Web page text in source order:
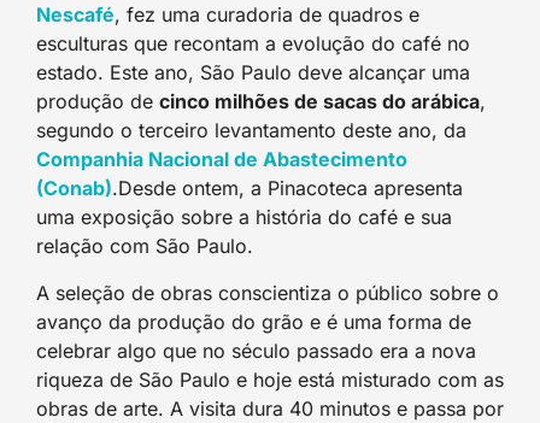
Nescafé, fez uma curadoria de quadros e
esculturas que recontam a evolução do café no
estado. Este ano, São Paulo deve alcançar uma
produção de cinco milhões de sacas do arábica,
segundo o terceiro levantamento deste ano, da
Companhia Nacional de Abastecimento
(Conab).Desde ontem, a Pinacoteca apresenta
uma exposição sobre a história do café e sua
relação com São Paulo.
A seleção de obras conscientiza o público sobre o
avanço da produção do grão e é uma forma de
celebrar algo que no século passado era a nova
riqueza de São Paulo e hoje está misturado com as
obras de arte. A visita dura 40 minutos e passa por